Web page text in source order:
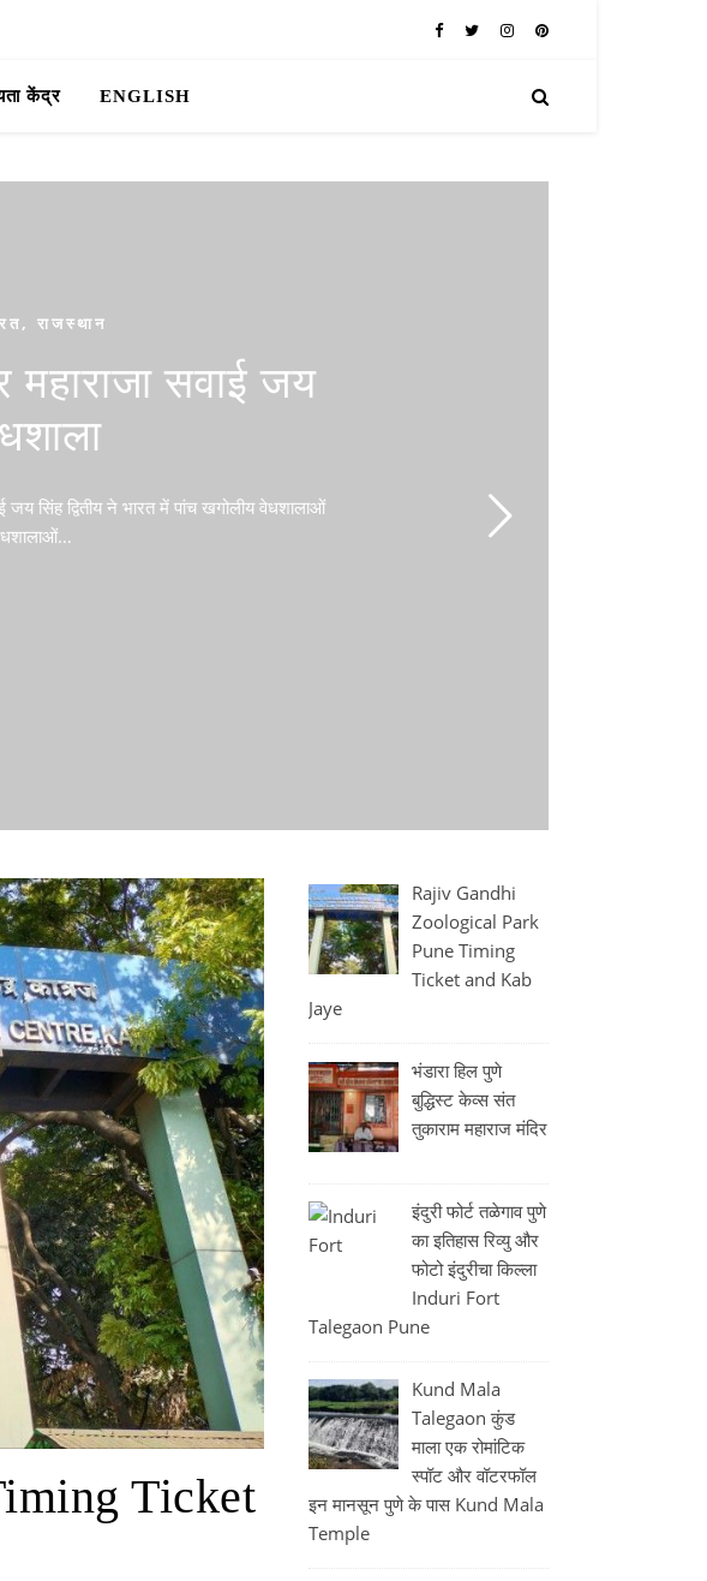
केंद्र ENGLISH
, राजस्थान
सवाई जय
द्वितीय ने भारत में पांच खगोलीय वेधशालाओं
Ticket
Rajiv Gandhi
Zoological Park
Pune Timing
Ticket and Kab
Jaye
भंडारा हिल पुणे
बुद्धिस्ट केव्स संत
तुकाराम महाराज मंदिर
इंदुरी फोर्ट तळेगाव पुणे
का इतिहास रिव्यु और
फोटो इंदुरीचा किल्ला
Induri Fort
Talegaon Pune
Kund Mala
Talegaon कुंड
माला एक रोमांटिक
स्पॉट और वॉटरफॉल
इन मानसून पुणे के पास Kund Mala
Temple